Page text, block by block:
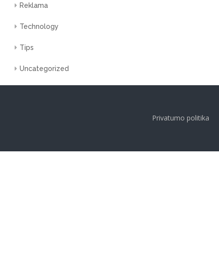
Reklama
Technology
Tips
Uncategorized
Privatumo politika